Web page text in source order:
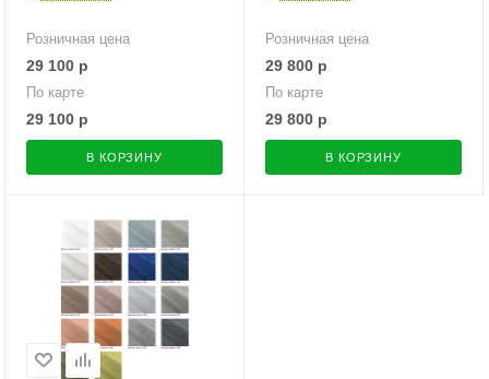
Розничная цена
29 100 р
По карте
29 100 р
В КОРЗИНУ
Розничная цена
29 800 р
По карте
29 800 р
В КОРЗИНУ